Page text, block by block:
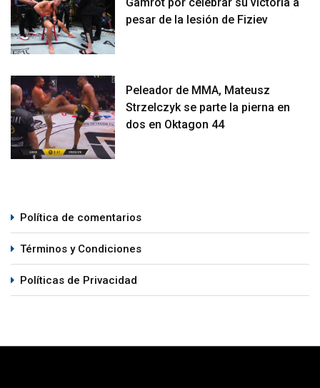
pesar de la lesión de Fiziev
Peleador de MMA, Mateusz
Strzelczyk se parte la pierna en
dos en Oktagon 44
Política de comentarios
Términos y Condiciones
Políticas de Privacidad